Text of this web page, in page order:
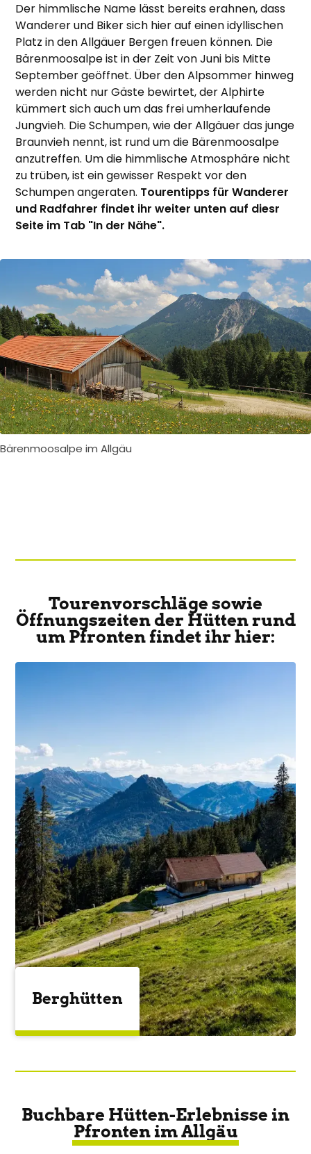
Der himmlische Name lässt bereits erahnen, dass
Wanderer und Biker sich hier auf einen idyllischen
Platz in den Allgäuer Bergen freuen können. Die
Bärenmoosalpe ist in der Zeit von Juni bis Mitte
September geöffnet. Über den Alpsommer hinweg
werden nicht nur Gäste bewirtet, der Alphirte
kümmert sich auch um das frei umherlaufende
Jungvieh. Die Schumpen, wie der Allgäuer das junge
Braunvieh nennt, ist rund um die Bärenmoosalpe
anzutreffen. Um die himmlische Atmosphäre nicht
zu trüben, ist ein gewisser Respekt vor den
Schumpen angeraten. Tourentipps für Wanderer
und Radfahrer findet ihr weiter unten auf diesr
Seite im Tab "In der Nähe".
Bärenmoosalpe im Allgäu
Tourenvorschläge sowie
Öffnungszeiten der Hütten rund
um Pfronten findet ihr hier:
Berghütten
Buchbare Hütten-Erlebnisse in
Pfronten im Allgäu